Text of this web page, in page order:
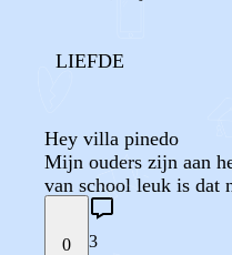
LIEFDE
Hey villa pinedo
Mijn ouders zijn aan
van school leuk is dat
0 3